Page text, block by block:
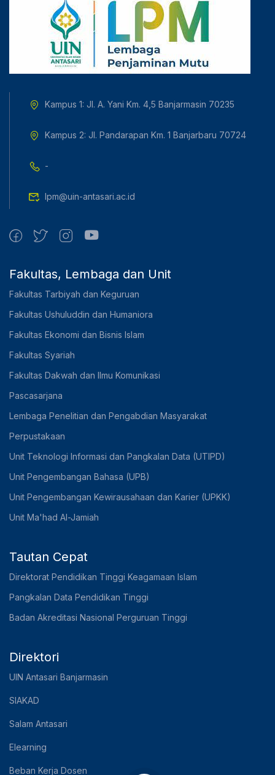
Kampus 1: Jl. A. Yani Km. 4,5 Banjarmasin 70235
Kampus 2: Jl. Pandarapan Km. 1 Banjarbaru 70724
-
lpm@uin-antasari.ac.id
Fakultas, Lembaga dan Unit
Fakultas Tarbiyah dan Keguruan
Fakultas Ushuluddin dan Humaniora
Fakultas Ekonomi dan Bisnis Islam
Fakultas Syariah
Fakultas Dakwah dan Ilmu Komunikasi
Pascasarjana
Lembaga Penelitian dan Pengabdian Masyarakat
Perpustakaan
Unit Teknologi Informasi dan Pangkalan Data (UTIPD)
Unit Pengembangan Bahasa (UPB)
Unit Pengembangan Kewirausahaan dan Karier (UPKK)
Unit Ma'had Al-Jamiah
Tautan Cepat
Direktorat Pendidikan Tinggi Keagamaan Islam
Pangkalan Data Pendidikan Tinggi
Badan Akreditasi Nasional Perguruan Tinggi
Direktori
UIN Antasari Banjarmasin
SIAKAD
Salam Antasari
Elearning
Beban Kerja Dosen